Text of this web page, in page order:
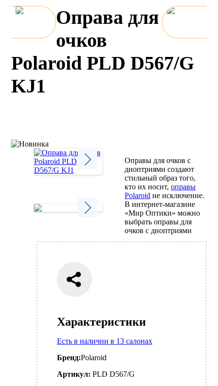
Оправа для
очков
Polaroid PLD D567/G
KJ1
Характеристики
Есть в наличии в 13 салонах
Бренд:Polaroid
Артикул: PLD D567/G
Оправы для очков с
диоптриями создают
стильный образ того,
кто их носит,оправы
Polaroid не исключение.
В интернет-магазине
«Мир Оптики» можно
выбрать оправы для
очков с диоптриями